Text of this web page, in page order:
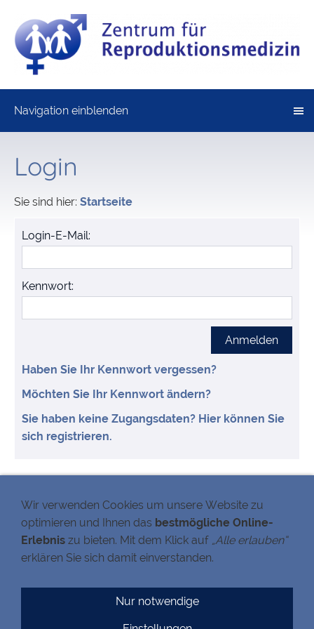
Navigation einblenden
Login
Sie sind hier: Startseite
Login-E-Mail:
Kennwort:
Haben Sie Ihr Kennwort vergessen?
Möchten Sie Ihr Kennwort ändern?
Sie haben keine Zugangsdaten? Hier können Sie
sich registrieren.
MITARBEITERBEREICH
Informationen
Fotogalerie
Chat
Wir verwenden Cookies um unsere Website zu
optimieren und Ihnen das bestmögliche Online-
Erlebnis zu bieten. Mit dem Klick auf „Alle erlauben“
erklären Sie sich damit einverstanden.
Nur notwendige